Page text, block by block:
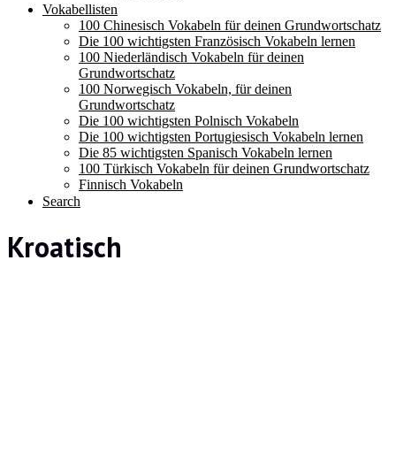
Vokabellisten
100 Chinesisch Vokabeln für deinen Grundwortschatz
Die 100 wichtigsten Französisch Vokabeln lernen
100 Niederländisch Vokabeln für deinen
Grundwortschatz
100 Norwegisch Vokabeln, für deinen
Grundwortschatz
Die 100 wichtigsten Polnisch Vokabeln
Die 100 wichtigsten Portugiesisch Vokabeln lernen
Die 85 wichtigsten Spanisch Vokabeln lernen
100 Türkisch Vokabeln für deinen Grundwortschatz
Finnisch Vokabeln
Search
Kroatisch